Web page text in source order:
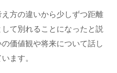
方の違いから少しずつ距離
て別れることになったと説
価値観や将来について話し
ます。